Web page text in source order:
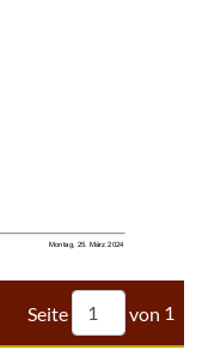

Seite von 1